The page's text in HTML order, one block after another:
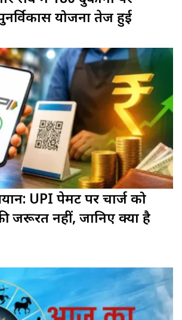
योजना तेज हुई
UPI पेमेंट पर चार्ज को
जरूरत नहीं, जानिए क्या है